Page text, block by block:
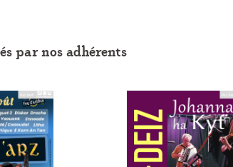
par nos adhérents